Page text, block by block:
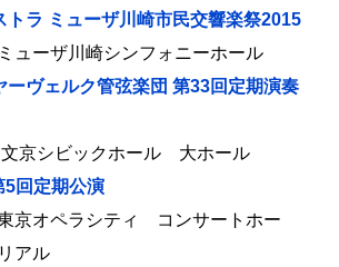
トラ ミューザ川崎市民交響楽祭2015
ーザ川崎シンフォニーホール
ーヴェルク管弦楽団 第33回定期演奏
シビックホール 大ホール
回定期公演
オペラシティ コンサートホー
アル